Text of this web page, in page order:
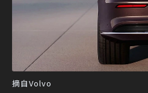
摘自Volvo